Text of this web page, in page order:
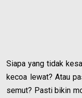
Siapa yang tidak
kecoa lewat? Atau
semut? Pasti bikin